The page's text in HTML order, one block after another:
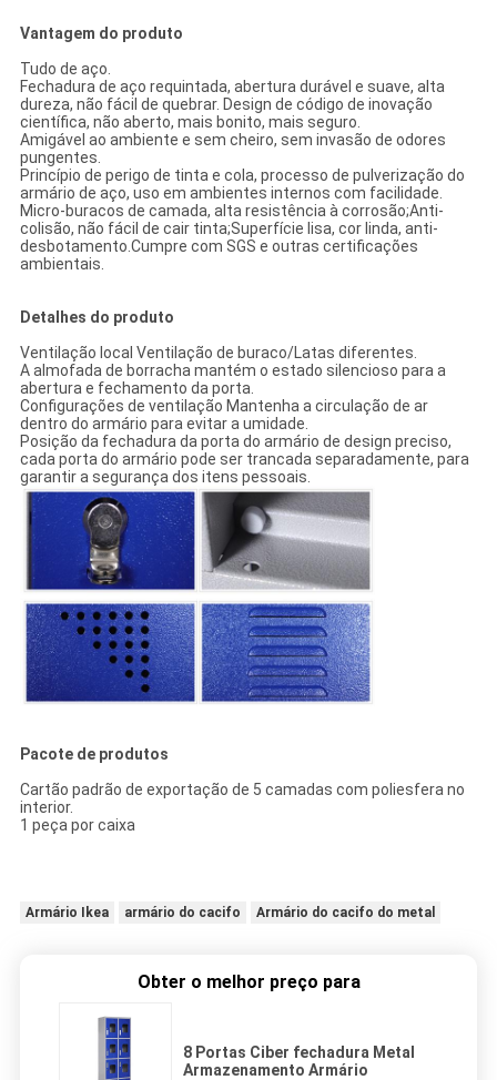
Vantagem do produto
Tudo de aço.
Fechadura de aço requintada, abertura durável e suave, alta
dureza, não fácil de quebrar. Design de código de inovação
científica, não aberto, mais bonito, mais seguro.
Amigável ao ambiente e sem cheiro, sem invasão de odores
pungentes.
Princípio de perigo de tinta e cola, processo de pulverização do
armário de aço, uso em ambientes internos com facilidade.
Micro-buracos de camada, alta resistência à corrosão;Anti-
colisão, não fácil de cair tinta;Superfície lisa, cor linda, anti-
desbotamento.Cumpre com SGS e outras certificações
ambientais.
Detalhes do produto
Ventilação local Ventilação de buraco/Latas diferentes.
A almofada de borracha mantém o estado silencioso para a
abertura e fechamento da porta.
Configurações de ventilação Mantenha a circulação de ar
dentro do armário para evitar a umidade.
Posição da fechadura da porta do armário de design preciso,
cada porta do armário pode ser trancada separadamente, para
garantir a segurança dos itens pessoais.
Pacote de produtos
Cartão padrão de exportação de 5 camadas com poliesfera no
interior.
1 peça por caixa
Armário Ikea armário do cacifo Armário do cacifo do metal
Obter o melhor preço para
8 Portas Ciber fechadura Metal
Armazenamento Armário